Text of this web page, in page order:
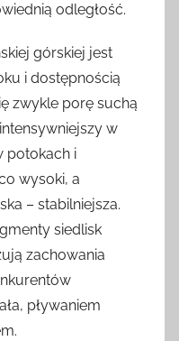
odległość.
górskiej jest
i dostępnością
zwykle porę suchą
w
potokach i
wysoki, a
– stabilniejsza.
siedlisk
zachowania
pływaniem